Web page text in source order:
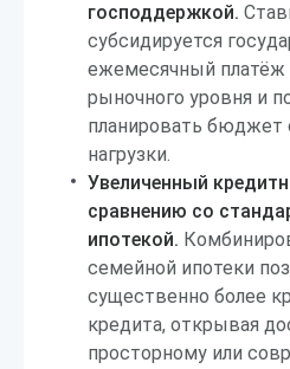
господдержкой.
субсидируется
ежемесячный платёж
рыночного уровня и
планировать бюджет
нагрузки.
Увеличенный
сравнению со
ипотекой.
семейной ипотеки
существенно более
кредита, открывая
просторному или